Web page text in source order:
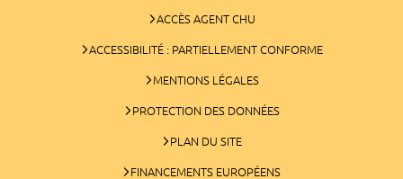
ACCÈS AGENT CHU
ACCESSIBILITÉ : PARTIELLEMENT CONFORME
MENTIONS LÉGALES
PROTECTION DES DONNÉES
PLAN DU SITE
FINANCEMENTS EUROPÉENS